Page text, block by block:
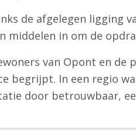
de afgelegen ligging
middelen in om de
van Opont en de
begrijpt. In een regio
door betrouwbaar,